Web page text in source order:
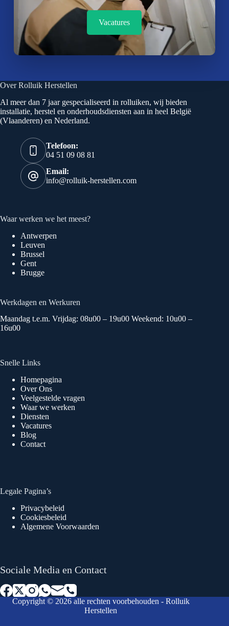
Vacatures
Over Rolluik Herstellen
Al meer dan 7 jaar gespecialiseerd in rolluiken, wij bieden
installatie, herstel en onderhoudsdiensten aan in heel België
(Vlaanderen) en Nederland.
Telefoon:
04 51 09 08 81
Email:
info@rolluik-herstellen.com
Waar werken we het meest?
Antwerpen
Leuven
Brussel
Gent
Brugge
Werkdagen en Werkuren
Maandag t.e.m. Vrijdag: 08u00 – 19u00 Weekend: 10u00 –
16u00
Snelle Links
Homepagina
Over Ons
Veelgestelde vragen
Waar we werken
Diensten
Vacatures
Blog
Contact
Legale Pagina’s
Privacybeleid
Cookiesbeleid
Algemene Voorwaarden
Sociale Media en Contact
Copyright © 2026 alle rechten voorbehouden - Rolluik
Herstellen